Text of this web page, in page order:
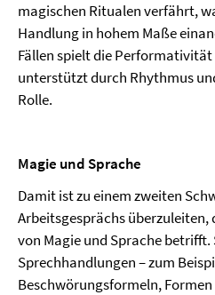
magischen Ritualen verfährt,
Handlung in hohem Maße
Fällen spielt die
unterstützt durch Rhythmus
Rolle.
Magie und Sprache
Damit ist zu einem zweiten
Arbeitsgesprächs überzuleiten,
von Magie und Sprache
Sprechhandlungen – zum
Beschwörungsformeln, Formen